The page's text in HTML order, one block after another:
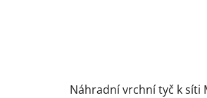
Náhradní vrchní tyč k síti